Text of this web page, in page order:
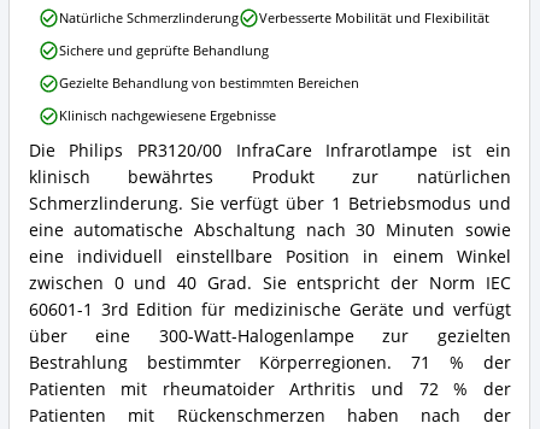
Philips
PR3120/00
InfraCare
Infrarotlampe
Zusammenfassung:
Was
bietet
diese
Rotlichtlampe?
Die Philips PR3120/00 InfraCare Infrarotlampe ist ein
klinisch bewährtes Produkt zur natürlichen
Schmerzlinderung. Sie verfügt über 1 Betriebsmodus und
eine automatische Abschaltung nach 30 Minuten sowie
eine individuell einstellbare Position in einem Winkel
zwischen 0 und 40 Grad. Sie entspricht der Norm IEC
60601-1 3rd Edition für medizinische Geräte und verfügt
über eine 300-Watt-Halogenlampe zur gezielten
Bestrahlung bestimmter Körperregionen. 71 % der
Patienten mit rheumatoider Arthritis und 72 % der
Patienten mit Rückenschmerzen haben nach der
Philips
PR3120/00
InfraCare
Infrarotlampe
Vorteile:
Was
spricht
für
diese
Rotlichtlampe?
Natürliche Schmerzlinderung
Verbesserte Mobilität und Flexibilität
Sichere und geprüfte Behandlung
Gezielte Behandlung von bestimmten Bereichen
Klinisch nachgewiesene Ergebnisse